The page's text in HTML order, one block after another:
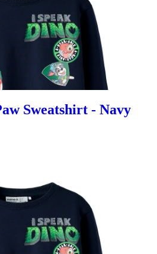
Sweatshirt - Navy